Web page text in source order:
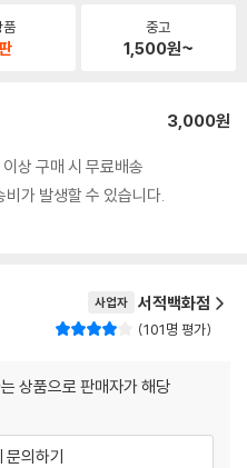
품 중고
1,500원~
3,000원
상 구매 시 무료배송
가 발생할 수 있습니다.
사업자 서적백화점
101명 평가
상품으로 판매자가 해당
문의하기